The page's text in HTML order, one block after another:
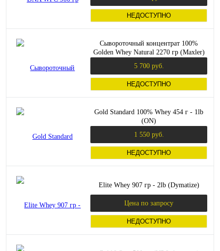
НЕДОСТУПНО
Сывороточный концентрат 100%
Golden Whey Natural 2270 гр (Maxler)
5 700 руб.
НЕДОСТУПНО
Gold Standard 100% Whey 454 г - 1lb
(ON)
1 550 руб.
НЕДОСТУПНО
Elite Whey 907 гр - 2lb (Dymatize)
Цена по запросу
НЕДОСТУПНО